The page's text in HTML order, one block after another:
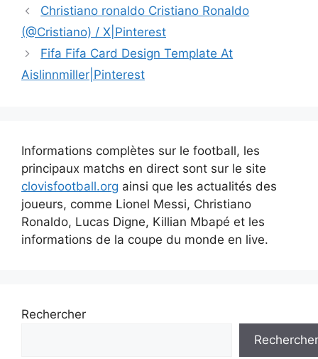
Navigation
des
Christiano ronaldo Cristiano Ronaldo
(@Cristiano) / X|Pinterest
Fifa Fifa Card Design Template At
Aislinnmiller|Pinterest
Informations complètes sur le football, les
principaux matchs en direct sont sur le site
clovisfootball.org ainsi que les actualités des
joueurs, comme Lionel Messi, Christiano
Ronaldo, Lucas Digne, Killian Mbapé et les
informations de la coupe du monde en live.
Rechercher
Rechercher